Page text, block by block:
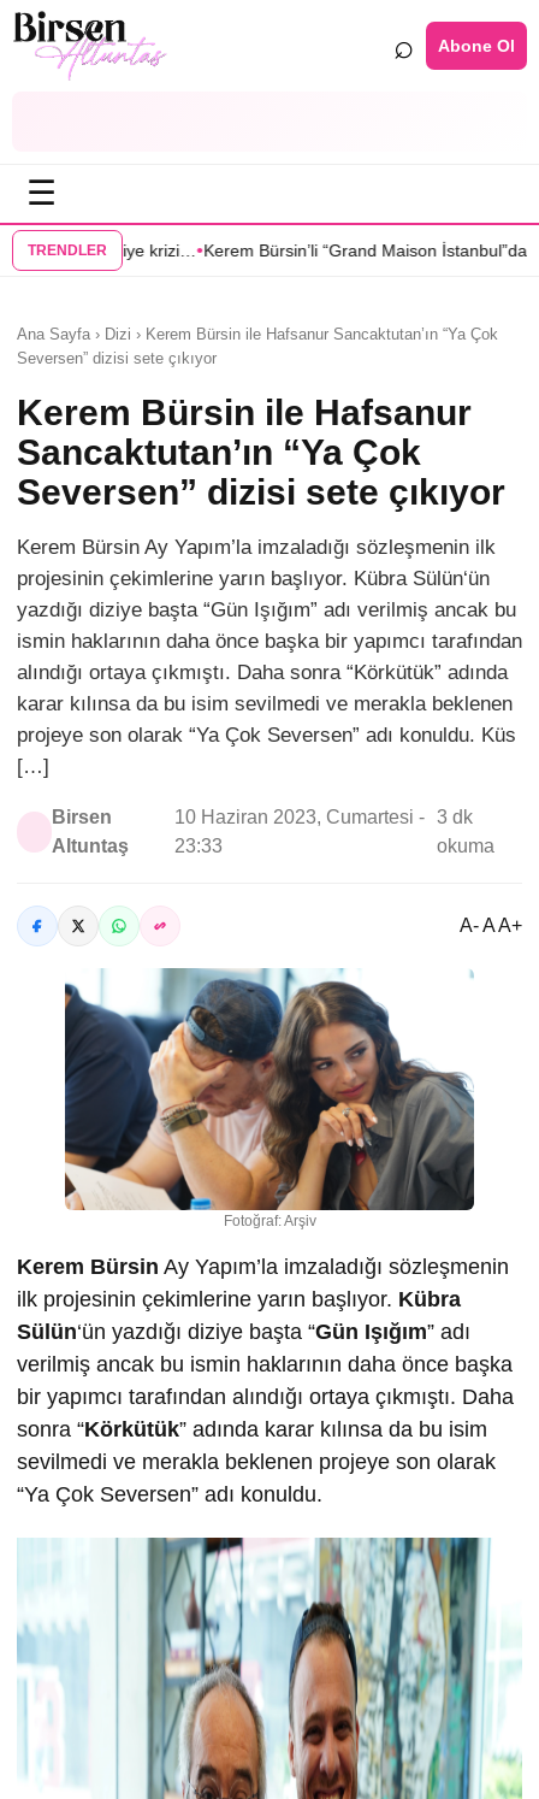
⌕ Abone Ol
☰
TRENDLER
Kerem Bürsin’li “Grand Maison İstanbul”dan Sıla Türkoğlu’na teklif•
Ana Sayfa › Dizi › Kerem Bürsin ile Hafsanur Sancaktutan’ın “Ya Çok
Seversen” dizisi sete çıkıyor
Kerem Bürsin ile Hafsanur
Sancaktutan’ın “Ya Çok
Seversen” dizisi sete çıkıyor
Kerem Bürsin Ay Yapım’la imzaladığı sözleşmenin ilk
projesinin çekimlerine yarın başlıyor. Kübra Sülün‘ün
yazdığı diziye başta “Gün Işığım” adı verilmiş ancak bu
ismin haklarının daha önce başka bir yapımcı tarafından
alındığı ortaya çıkmıştı. Daha sonra “Körkütük” adında
karar kılınsa da bu isim sevilmedi ve merakla beklenen
projeye son olarak “Ya Çok Seversen” adı konuldu. Küs
[…]
Birsen
Altuntaş
10 Haziran 2023, Cumartesi -
23:33
3 dk
okuma
A- A A+
Fotoğraf: Arşiv
Kerem Bürsin Ay Yapım’la imzaladığı sözleşmenin
ilk projesinin çekimlerine yarın başlıyor. Kübra
Sülün‘ün yazdığı diziye başta “Gün Işığım” adı
verilmiş ancak bu ismin haklarının daha önce başka
bir yapımcı tarafından alındığı ortaya çıkmıştı. Daha
sonra “Körkütük” adında karar kılınsa da bu isim
sevilmedi ve merakla beklenen projeye son olarak
“Ya Çok Seversen” adı konuldu.